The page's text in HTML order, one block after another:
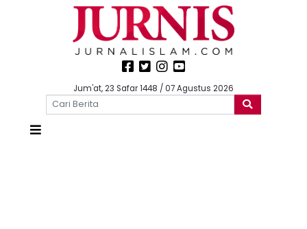
Jum'at, 23 Safar 1448 / 07 Agustus 2026